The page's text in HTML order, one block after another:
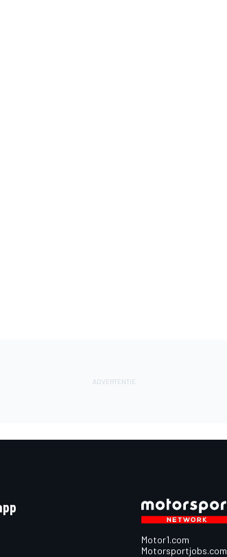
Motor1.com
Motorsportjobs.com